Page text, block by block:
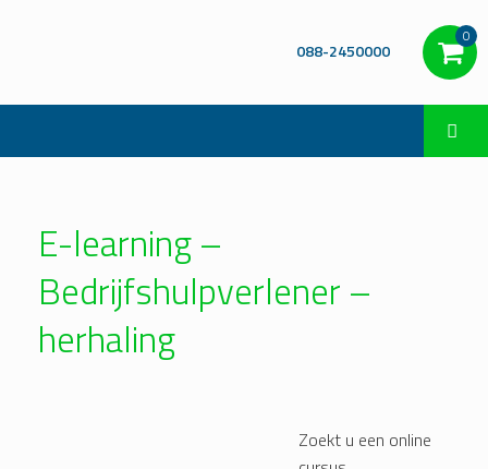
088-2450000
0
E-learning –
Bedrijfshulpverlener –
herhaling
Zoekt u een online